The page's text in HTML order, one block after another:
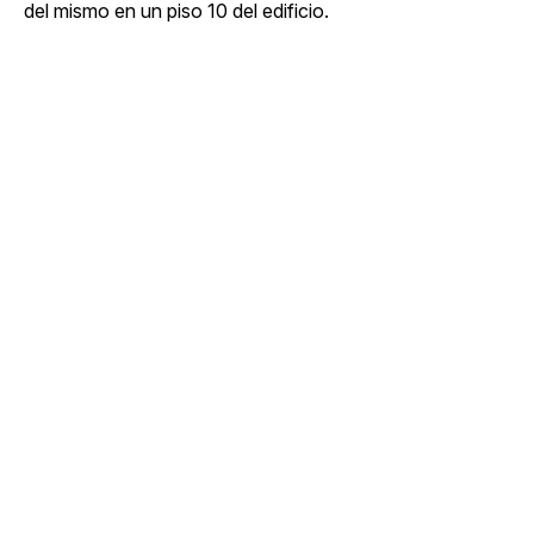
del mismo en un piso 10 del edificio.